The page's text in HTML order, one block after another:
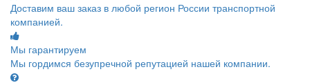
Доставим ваш заказ в любой регион России транспортной
компанией.
Мы гарантируем
Мы гордимся безупречной репутацией нашей компании.